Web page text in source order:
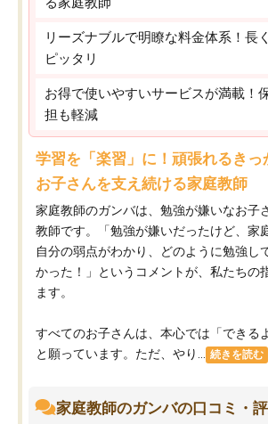
リーズナブルで明瞭な料金体系！長
ピッタリ
お得で使いやすいサービスが満載！
担も軽減
学習を「楽習」に！頑張れるきっ
お子さんを支え続ける家庭教師
家庭教師のガンバは、勉強が嫌いなお子
教師です。「勉強が嫌いだったけど、家
自分の弱点がわかり、どのように勉強し
かった！」というコメントが、私たちの
ます。
すべてのお子さんは、本心では「できる
と願っています。ただ、やり...
続きを読む
家庭教師のガンバの口コミ・